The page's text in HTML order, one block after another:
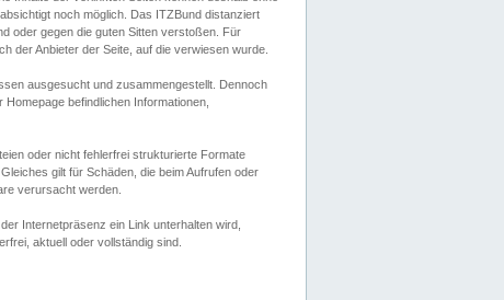
noch möglich. Das ITZBund distanziert
oder gegen die guten Sitten verstoßen. Für
der Anbieter der Seite, auf die verwiesen wurde.
ausgesucht und zusammengestellt. Dennoch
befindlichen Informationen,
oder nicht fehlerfrei strukturierte Formate
gilt für Schäden, die beim Aufrufen oder
verursacht werden.
Internetpräsenz ein Link unterhalten wird,
aktuell oder vollständig sind.